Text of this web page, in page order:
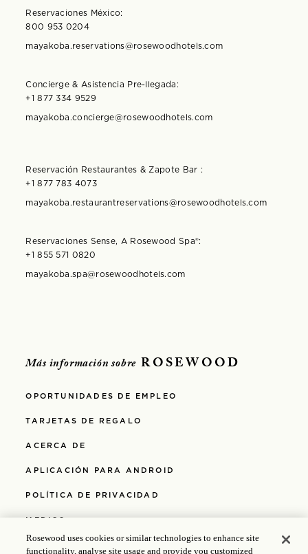
Más información sobre ROSEWOOD
OPORTUNIDADES DE EMPLEO
TARJETAS DE REGALO
ACERCA DE
APLICACIÓN PARA ANDROID
POLÍTICA DE PRIVACIDAD
MEDIOS
Reservaciones México:
800 953 0204
mayakoba.reservations@rosewoodhotels.com
Concierge & Asistencia Pre-llegada:
+1 877 334 9529
mayakoba.concierge@rosewoodhotels.com
Reservación Restaurantes & Zapote Bar :
+1 877 783 4073
mayakoba.restaurantreservations@rosewoodhotels.com
Reservaciones Sense, A Rosewood Spa®️:
+1 855 571 0820
mayakoba.spa@rosewoodhotels.com
Rosewood uses cookies or similar technologies to enhance site
functionality, analyse site usage and provide you customized